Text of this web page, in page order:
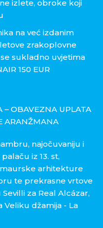
izlete, obroke koji
na već izdanim
zrakoplovne
sukladno uvjetima
150 EUR
– OBAVEZNA UPLATA
ARANŽMANA
najočuvaniju i
iz 13. st,
arhitekture
te prekrasne vrtove
za Real Alcázar,
Veliku džamija - La